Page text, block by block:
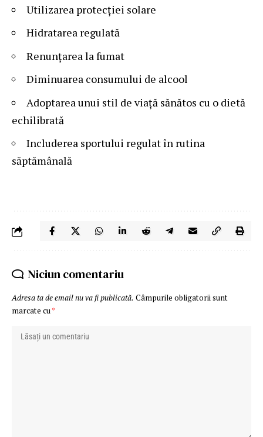
Utilizarea protecției solare
Hidratarea regulată
Renunțarea la fumat
Diminuarea consumului de alcool
Adoptarea unui stil de viață sănătos cu o dietă
echilibrată
Includerea sportului regulat în rutina
săptămânală
Niciun comentariu
Adresa ta de email nu va fi publicată. Câmpurile obligatorii sunt
marcate cu*